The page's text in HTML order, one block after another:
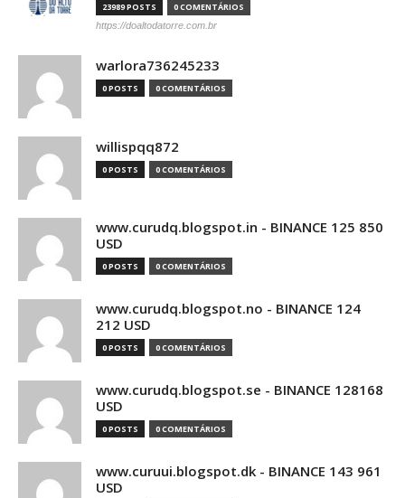
23989 POSTS 0 COMENTÁRIOS
https://doaltodatorre.com.br
warlora736245233
0 POSTS 0 COMENTÁRIOS
willispqq872
0 POSTS 0 COMENTÁRIOS
www.curudq.blogspot.in - BINANCE 125 850
USD
0 POSTS 0 COMENTÁRIOS
www.curudq.blogspot.no - BINANCE 124
212 USD
0 POSTS 0 COMENTÁRIOS
www.curudq.blogspot.se - BINANCE 128168
USD
0 POSTS 0 COMENTÁRIOS
www.curuui.blogspot.dk - BINANCE 143 961
USD